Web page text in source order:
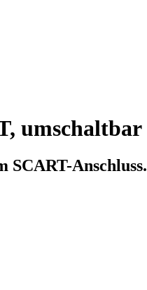
umschaltbar
SCART-Anschluss.